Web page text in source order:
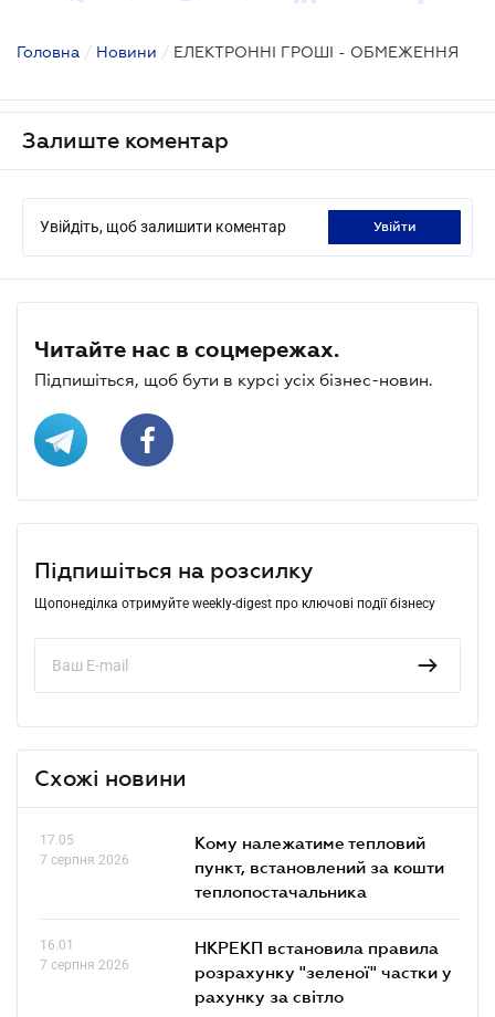
Головна / Новини / ЕЛЕКТРОННІ ГРОШІ - ОБМЕЖЕННЯ
Залиште коментар
Увійдіть, щоб залишити коментар увійти
Читайте нас в соцмережах.
Підпишіться, щоб бути в курсі усіх бізнес-новин.
Підпишіться на розсилку
Щопонеділка отримуйте weekly-digest про ключові події бізнесу
Схожі новини
17.05
7 серпня 2026
Кому належатиме тепловий
пункт, встановлений за кошти
теплопостачальника
16.01
7 серпня 2026
НКРЕКП встановила правила
розрахунку "зеленої" частки у
рахунку за світло